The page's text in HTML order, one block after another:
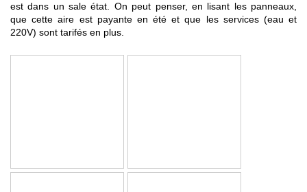
est dans un sale état. On peut penser, en lisant les panneaux,
que cette aire est payante en été et que les services (eau et
220V) sont tarifés en plus.